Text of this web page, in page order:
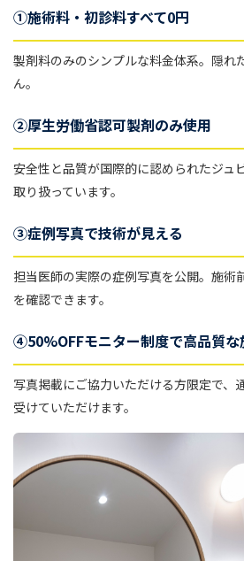
①施術料・初診料すべて0円
製剤料のみのシンプルな料金体系。隠れ
ん。
②厚生労働省認可製剤のみ使用
安全性と品質が国際的に認められたジュ
取り扱っています。
③症例写真で技術が見える
担当医師の実際の症例写真を公開。施術
を確認できます。
④50%OFFモニター制度で高品質な
写真掲載にご協力いただける方限定で、
受けていただけます。